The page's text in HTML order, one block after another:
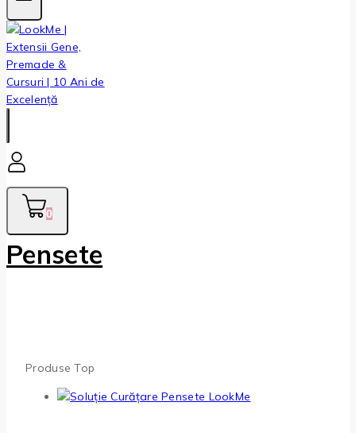
0
Pensete
Produse Top